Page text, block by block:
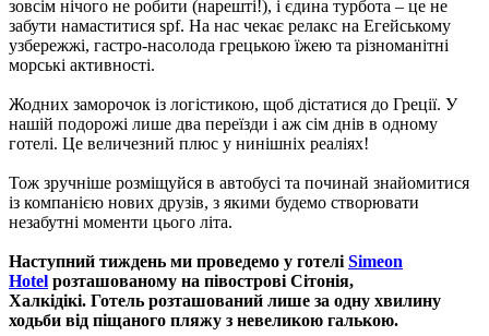
зовсім нічого не робити (нарешті!), і єдина турбота – це не
забути намаститися spf. На нас чекає релакс на Егейському
узбережжі, гастро-насолода грецькою їжею та різноманітні
морські активності.
Жодних заморочок із логістикою, щоб дістатися до Греції. У
нашій подорожі лише два переїзди і аж сім днів в одному
готелі. Це величезний плюс у нинішніх реаліях!
Тож зручніше розміщуйся в автобусі та починай знайомитися
із компанією нових друзів, з якими будемо створювати
незабутні моменти цього літа.
Наступний тиждень ми проведемо у готелі Simeon
Hotel розташованому на півострові Сітонія,
Халкідікі. Готель розташований лише за одну хвилину
ходьби від піщаного пляжу з невеликою галькою.